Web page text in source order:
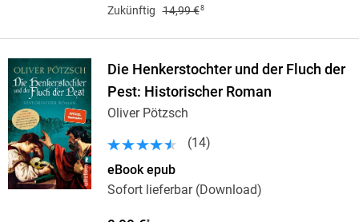
Zukünftig 14,99 €8
Die Henkerstochter und der Fluch der
Pest: Historischer Roman
Oliver Pötzsch
(14)
eBook epub
Sofort lieferbar (Download)